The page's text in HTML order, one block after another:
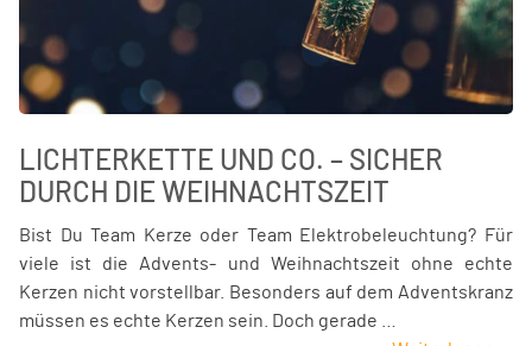
LICHTERKETTE UND CO. – SICHER
DURCH DIE WEIHNACHTSZEIT
Bist Du Team Kerze oder Team Elektrobeleuchtung? Für
viele ist die Advents- und Weihnachtszeit ohne echte
Kerzen nicht vorstellbar. Besonders auf dem Adventskranz
müssen es echte Kerzen sein. Doch gerade …